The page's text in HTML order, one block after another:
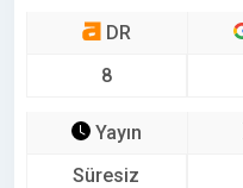
DR
8
Yayın
Süresiz